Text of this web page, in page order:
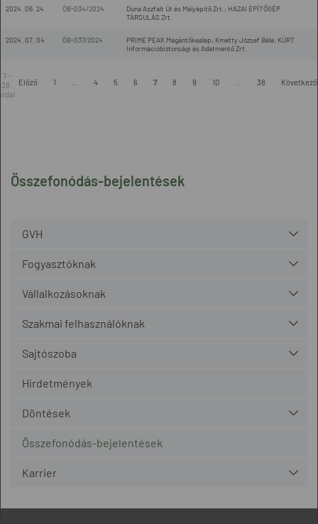
Összefonódás-bejelentések
GVH
Fogyasztóknak
Vállalkozásoknak
Szakmai felhasználóknak
Sajtószoba
Hirdetmények
Döntések
Összefonódás-bejelentések
Karrier
2024. 06. 24 ÖB-034/2024
Duna Aszfalt Út és Mélyépítő Zrt.; HAZAI ÉPÍTŐGÉP
TÁRSULÁS Zrt.
2024. 07. 04 ÖB-037/2024
PRIME PEAK Magántőkealap; Kmetty József Béla; KÜRT
Információbiztonsági és Adatmentő Zrt.
7 -
38.
Előző 1 4 5 6 7 8 9 10 38 Következő